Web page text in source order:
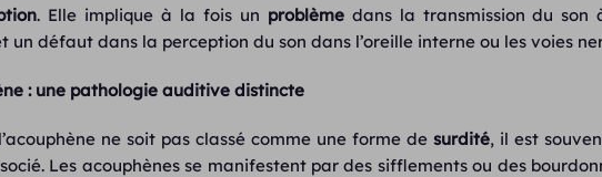
. Elle implique à la fois un problèmedans la transmission du son
un défaut dans la perception du son dans l’oreille interne ou les voies
: une pathologie auditive distincte
ne soit pas classé comme une forme desurdité, il est
Les acouphènes se manifestent par des sifflements ou des